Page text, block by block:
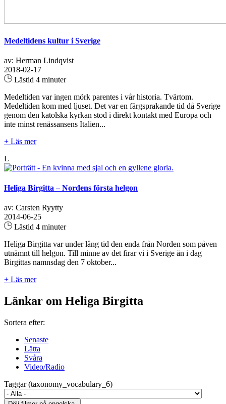
Medeltidens kultur i Sverige
av: Herman Lindqvist
2018-02-17
Lästid 4 minuter
Medeltiden var ingen mörk parentes i vår historia. Tvärtom.
Medeltiden kom med ljuset. Det var en färgsprakande tid då Sverige
genom den katolska kyrkan stod i direkt kontakt med Europa och
inte minst renässansens Italien...
+ Läs mer
L
Heliga Birgitta – Nordens första helgon
av: Carsten Ryytty
2014-06-25
Lästid 4 minuter
Heliga Birgitta var under lång tid den enda från Norden som påven
utnämnt till helgon. Till minne av det firar vi i Sverige än i dag
Birgittas namnsdag den 7 oktober...
+ Läs mer
Länkar om Heliga Birgitta
Sortera efter:
Senaste
Lätta
Svåra
Video/Radio
Taggar (taxonomy_vocabulary_6)